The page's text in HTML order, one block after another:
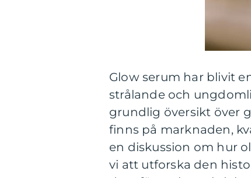
Glow serum har blivit
strålande och
grundlig översikt över
finns på marknaden,
en diskussion om hur
vi att utforska den